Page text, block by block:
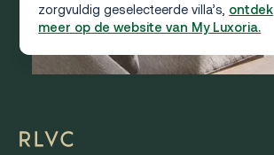
zorgvuldig geselecteerde villa’s, ontdek
meer op de website van My Luxoria.